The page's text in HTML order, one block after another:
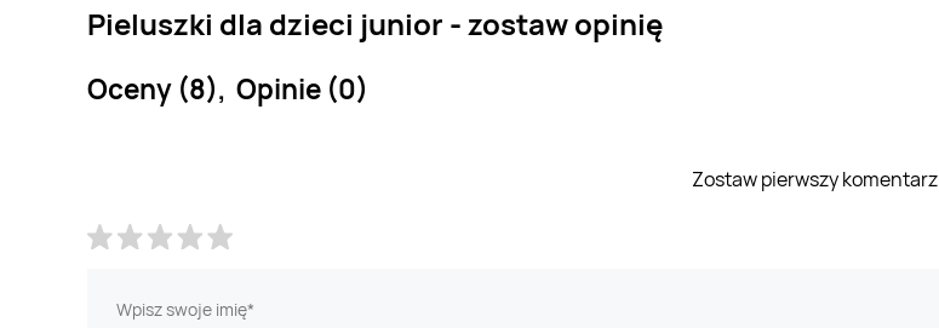
Pieluszki dla dzieci junior - zostaw opinię
Oceny (8), Opinie (0)
Zostaw pierwszy komentarz